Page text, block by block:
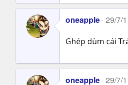
oneapple 29/7/
Ghép dùm cái
oneapple 29/7/